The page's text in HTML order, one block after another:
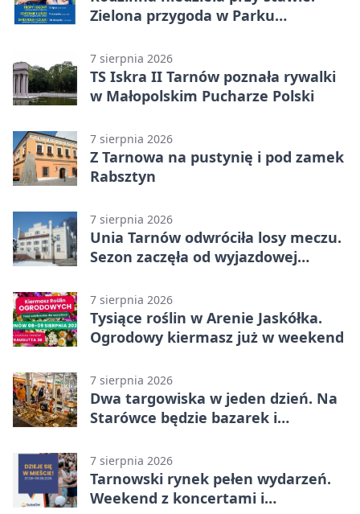
Zielona przygoda w Parku
7 sierpnia 2026
TS Iskra II Tarnów poznała rywalki
w Małopolskim Pucharze Polski
7 sierpnia 2026
Z Tarnowa na pustynię i pod zamek
Rabsztyn
7 sierpnia 2026
Unia Tarnów odwróciła losy meczu.
Sezon zaczęła od wyjazdowej
7 sierpnia 2026
Tysiące roślin w Arenie Jaskółka.
Ogrodowy kiermasz już w weekend
7 sierpnia 2026
Dwa targowiska w jeden dzień. Na
Starówce będzie bazarek i
7 sierpnia 2026
Tarnowski rynek pełen wydarzeń.
Weekend z koncertami i